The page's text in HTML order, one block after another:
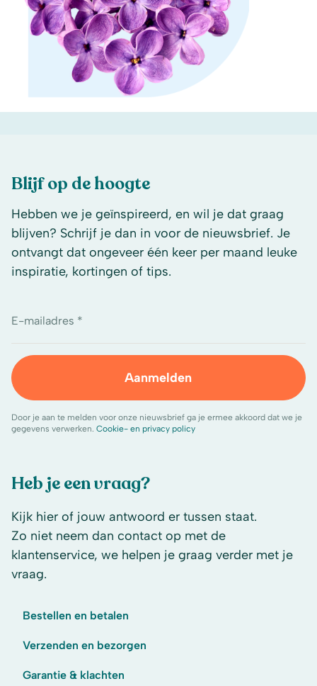
Heb je een vraag?
Kijk hier of jouw antwoord er tussen staat.
Zo niet neem dan contact op met de
klantenservice, we helpen je graag verder met je
vraag.
Bestellen en betalen
Verzenden en bezorgen
Garantie & klachten
Blijf op de hoogte
Hebben we je geïnspireerd, en wil je dat graag
blijven? Schrijf je dan in voor de nieuwsbrief. Je
ontvangt dat ongeveer één keer per maand leuke
inspiratie, kortingen of tips.
E-mailadres *
Aanmelden
Door je aan te melden voor onze nieuwsbrief ga je ermee akkoord dat we je
gegevens verwerken. Cookie- en privacy policy